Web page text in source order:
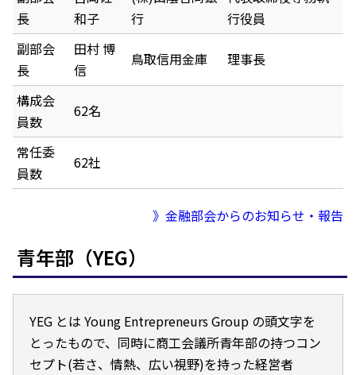
長
和子
行
行役員
副部会
長
田村 博
信
鳥取信用金庫 理事長
構成会
員数
62名
常任委
員数
62社
》金融部会からのお知らせ・報告
青年部（YEG）
YEG とは Young Entrepreneurs Group の頭文字を
とったもので、同時に商工会議所青年部の持つコン
セプト(若さ、情熱、広い視野)を持った経営者